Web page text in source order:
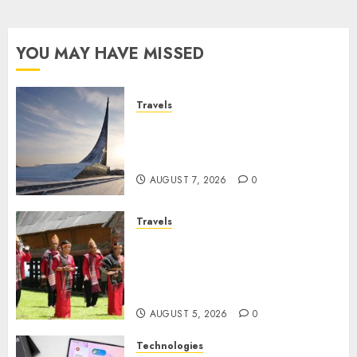
APRIL 8,
YOU MAY HAVE MISSED
Travels
AUGUST 7, 2026 0
Travels
AUGUST 5, 2026 0
Technologies